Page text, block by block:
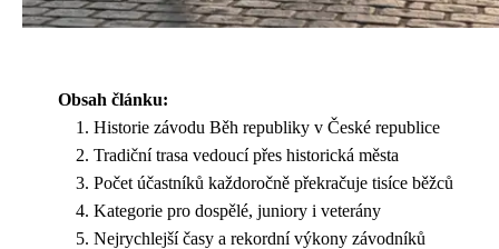
Obsah článku:
Historie závodu Běh republiky v České republice
Tradiční trasa vedoucí přes historická města
Počet účastníků každoročně překračuje tisíce běžců
Kategorie pro dospělé, juniory i veterány
Nejrychlejší časy a rekordní výkony závodníků